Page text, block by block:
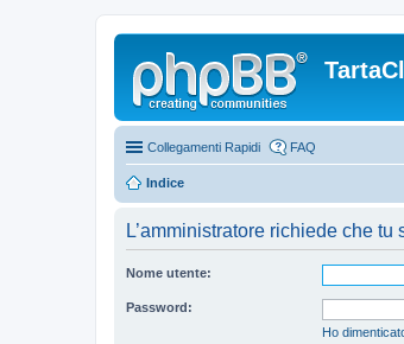
Collegamenti Rapidi FAQ
Indice
L’amministratore richiede che
Nome utente:
Password:
Ho